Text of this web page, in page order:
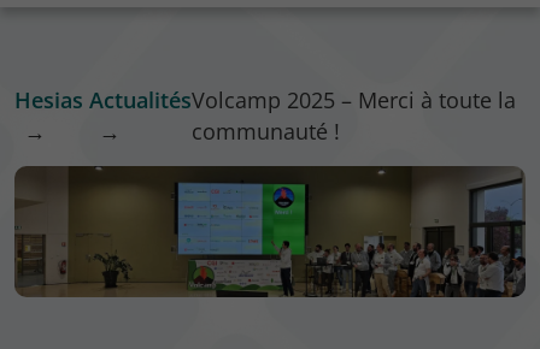
Hesias
→
Actualités
→
Volcamp 2025 – Merci à toute la
communauté !